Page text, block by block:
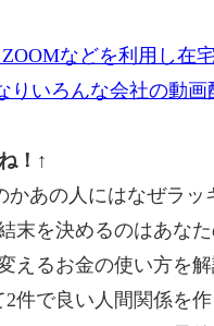
などを利用し在
いろんな会社の動
！↑
あの人にはなぜラ
を決めるのはあな
えるお金の使い方を
件で良い人間関係を